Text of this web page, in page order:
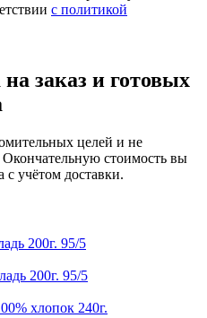
с политикой
заказ и готовых
целей и не
стоимость вы
с учётом доставки.
200г. 95/5
200г. 95/5
хлопок 240г.